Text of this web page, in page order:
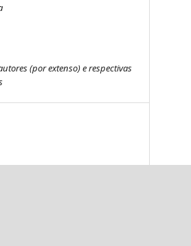
(por extenso) e respectivas